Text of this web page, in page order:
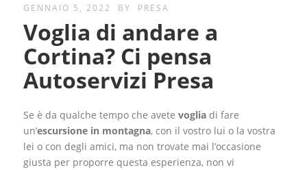
GENNAIO 5, 2022 BY PRESA
Voglia di andare a
Cortina? Ci pensa
Autoservizi Presa
Se è da qualche tempo che avetevoglia di fare
un’escursione in montagna, con il vostro lui o la vostra
lei o con degli amici, ma non trovate mai l’occasione
giusta per proporre questa esperienza, non vi